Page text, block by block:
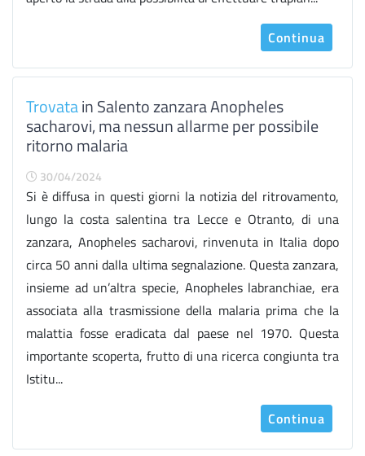
Continua
Trovatain Salento zanzara Anopheles
sacharovi, ma nessun allarme per possibile
ritorno malaria
30/04/2024
Si è diffusa in questi giorni la notizia del ritrovamento,
lungo la costa salentina tra Lecce e Otranto, di una
zanzara, Anopheles sacharovi, rinvenuta in Italia dopo
circa 50 anni dalla ultima segnalazione. Questa zanzara,
insieme ad un’altra specie, Anopheles labranchiae, era
associata alla trasmissione della malaria prima che la
malattia fosse eradicata dal paese nel 1970. Questa
importante scoperta, frutto di una ricerca congiunta tra
Istitu...
Continua